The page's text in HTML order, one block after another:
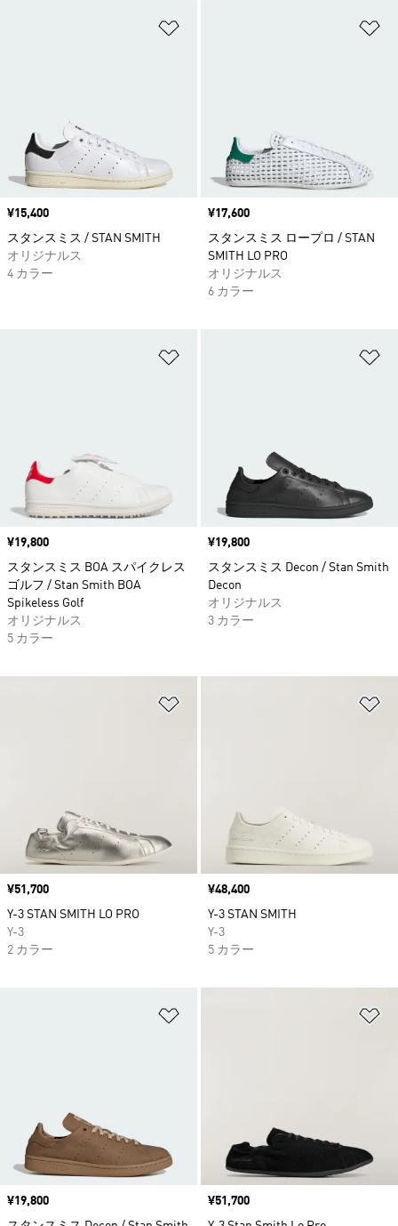
価格
¥15,400
スタンスミス / STAN SMITH
オリジナルス
4 カラー
価格
¥17,600
スタンスミス ロープロ / STAN
SMITH LO PRO
オリジナルス
6 カラー
価格
¥19,800
スタンスミス BOA スパイクレス
ゴルフ / Stan Smith BOA
Spikeless Golf
オリジナルス
5 カラー
価格
¥19,800
スタンスミス Decon / Stan Smith
Decon
オリジナルス
3 カラー
価格
¥51,700
Y-3 STAN SMITH LO PRO
Y-3
2 カラー
価格
¥48,400
Y-3 STAN SMITH
Y-3
5 カラー
価格
¥19,800
価格
¥51,700